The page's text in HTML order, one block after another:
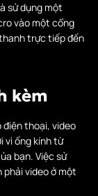
sử dụng một
vào một cổng
trực tiếp đến
kèm
điện thoại, video
vì ống kính từ
bạn. Việc sử
phải video ở một